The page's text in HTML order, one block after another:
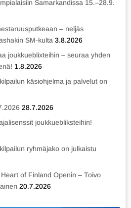
Samarkandissa 15.–28.9.
– neljäs
SM-kulta 3.8.2026
joukkueblixteihin – seuraa yhden
1.8.2026
käsiohjelma ja palvelut on
28.7.2026
joukkuebliksteihin!
ryhmäjako on julkaistu
of Finland Openin – Toivo
20.7.2026